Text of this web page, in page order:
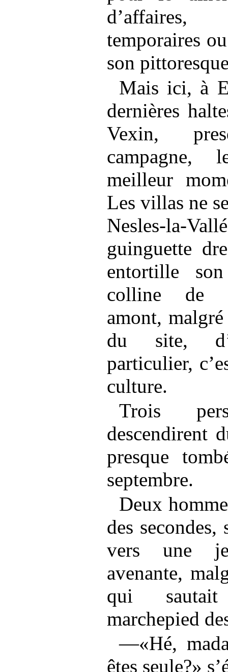
temporaires
son
Mais ici, à
dernières
Vexin,
campagne,
meilleur
Les villas ne
Nesles-la-
guinguette
entortille
colline de
amont,
du site,
particulier,
culture.
Trois
descendirent
presque
septembre.
Deux
des
vers une
avenante,
qui
marchepied
—«Hé,
êtes seule?»